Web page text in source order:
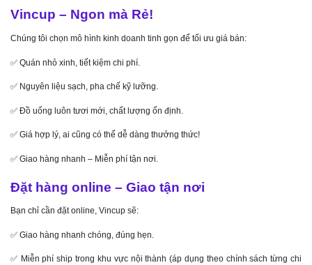
Vincup – Ngon mà Rẻ!
Chúng tôi chọn mô hình kinh doanh tinh gọn để tối ưu giá bán:
✅ Quán nhỏ xinh, tiết kiệm chi phí.
✅ Nguyên liệu sạch, pha chế kỹ lưỡng.
✅ Đồ uống luôn tươi mới, chất lượng ổn định.
✅ Giá hợp lý, ai cũng có thể dễ dàng thưởng thức!
✅ Giao hàng nhanh – Miễn phí tận nơi.
Đặt hàng online – Giao tận nơi
Bạn chỉ cần đặt online, Vincup sẽ:
✅ Giao hàng nhanh chóng, đúng hẹn.
✅ Miễn phí ship trong khu vực nội thành (áp dụng theo chính sách từng chi